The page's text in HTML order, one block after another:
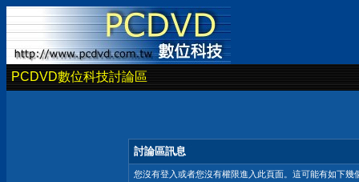
PCDVD數位科技討論區
討論區訊息
您沒有登入或者您沒有權限進入此頁面。這可能有如下幾